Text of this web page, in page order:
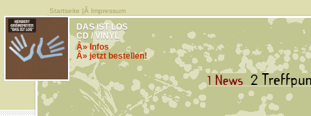
Startseite |Â Impressum
DAS IST LOS
CD / VINYL
Â» Infos
Â» jetzt bestellen!